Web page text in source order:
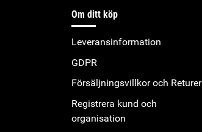
Om ditt köp
Leveransinformation
GDPR
Försäljningsvillkor och Returer
Registrera kund och
organisation